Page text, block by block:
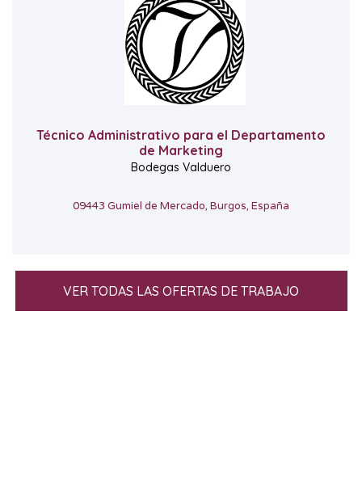
Técnico Administrativo para el Departamento
de Marketing
Bodegas Valduero
09443 Gumiel de Mercado, Burgos, España
VER TODAS LAS OFERTAS DE TRABAJO